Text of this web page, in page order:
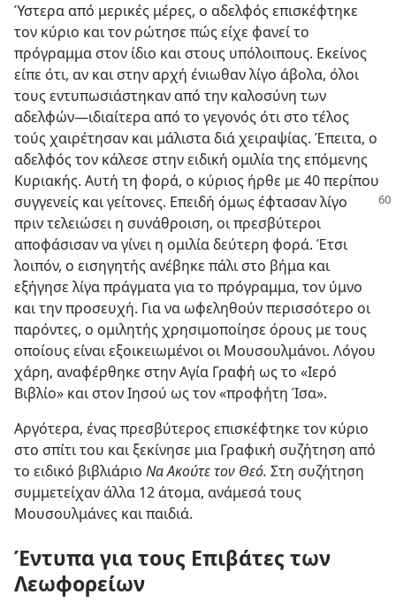
Ύστερα από μερικές μέρες, ο αδελφός επισκέφτηκε
τον κύριο και τον ρώτησε πώς είχε φανεί το
πρόγραμμα στον ίδιο και στους υπόλοιπους. Εκείνος
είπε ότι, αν και στην αρχή ένιωθαν λίγο άβολα, όλοι
τους εντυπωσιάστηκαν από την καλοσύνη των
αδελφών​—ιδιαίτερα από το γεγονός ότι στο τέλος
τούς χαιρέτησαν και μάλιστα διά χειραψίας. Έπειτα, ο
αδελφός τον κάλεσε στην ειδική ομιλία της επόμενης
Κυριακής. Αυτή τη φορά, ο κύριος ήρθε με 40 περίπου
συγγενείς και γείτονες. Επειδή όμως έφτασαν λίγο
πριν τελειώσει η συνάθροιση, οι πρεσβύτεροι
αποφάσισαν να γίνει η ομιλία δεύτερη φορά. Έτσι
λοιπόν, ο εισηγητής ανέβηκε πάλι στο βήμα και
εξήγησε λίγα πράγματα για το πρόγραμμα, τον ύμνο
και την προσευχή. Για να ωφεληθούν περισσότερο οι
παρόντες, ο ομιλητής χρησιμοποίησε όρους με τους
οποίους είναι εξοικειωμένοι οι Μουσουλμάνοι. Λόγου
χάρη, αναφέρθηκε στην Αγία Γραφή ως το «Ιερό
Βιβλίο» και στον Ιησού ως τον «προφήτη Ίσα».
Αργότερα, ένας πρεσβύτερος επισκέφτηκε τον κύριο
στο σπίτι του και ξεκίνησε μια Γραφική συζήτηση από
το ειδικό βιβλιάριο Να Ακούτε τον Θεό. Στη συζήτηση
συμμετείχαν άλλα 12 άτομα, ανάμεσά τους
Μουσουλμάνες και παιδιά.
Έντυπα για τους Επιβάτες των
Λεωφορείων